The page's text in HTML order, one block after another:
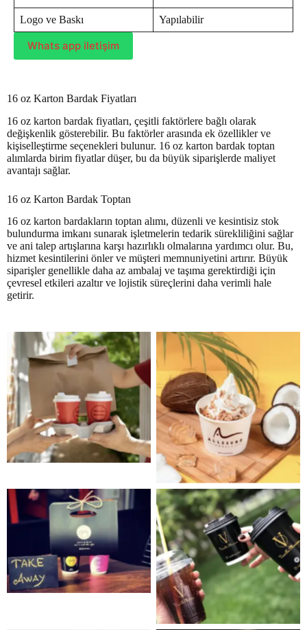
Logo ve Baskı Yapılabilir
Whats app iletişim
16 oz Karton Bardak Fiyatları
16 oz karton bardak fiyatları, çeşitli faktörlere bağlı olarak
değişkenlik gösterebilir. Bu faktörler arasında ek özellikler ve
kişiselleştirme seçenekleri bulunur. 16 oz karton bardak toptan
alımlarda birim fiyatlar düşer, bu da büyük siparişlerde maliyet
avantajı sağlar.
16 oz Karton Bardak Toptan
16 oz karton bardakların toptan alımı, düzenli ve kesintisiz stok
bulundurma imkanı sunarak işletmelerin tedarik sürekliliğini sağlar
ve ani talep artışlarına karşı hazırlıklı olmalarına yardımcı olur. Bu,
hizmet kesintilerini önler ve müşteri memnuniyetini artırır. Büyük
siparişler genellikle daha az ambalaj ve taşıma gerektirdiği için
çevresel etkileri azaltır ve lojistik süreçlerini daha verimli hale
getirir.
No Caption
No Caption
No Caption
No Caption